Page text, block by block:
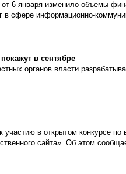
6 января изменило объемы
в сфере информационно-
в сентябре
органов власти
участию в открытом конкурсе
сайта». Об этом